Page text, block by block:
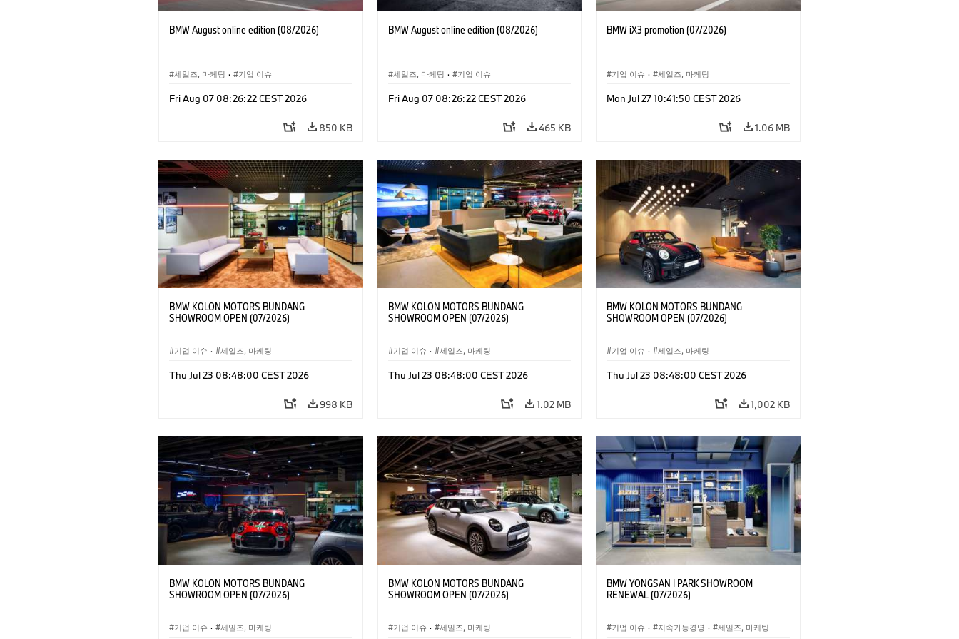
BMW August online edition (08/2026)
세일즈, 마케팅 · 기업 이슈
Fri Aug 07 08:26:22 CEST 2026
850 KB
BMW August online edition (08/2026)
세일즈, 마케팅 · 기업 이슈
Fri Aug 07 08:26:22 CEST 2026
465 KB
BMW iX3 promotion (07/2026)
기업 이슈 · 세일즈, 마케팅
Mon Jul 27 10:41:50 CEST 2026
1.06 MB
BMW KOLON MOTORS BUNDANG
SHOWROOM OPEN (07/2026)
기업 이슈 · 세일즈, 마케팅
Thu Jul 23 08:48:00 CEST 2026
998 KB
BMW KOLON MOTORS BUNDANG
SHOWROOM OPEN (07/2026)
기업 이슈 · 세일즈, 마케팅
Thu Jul 23 08:48:00 CEST 2026
1.02 MB
BMW KOLON MOTORS BUNDANG
SHOWROOM OPEN (07/2026)
기업 이슈 · 세일즈, 마케팅
Thu Jul 23 08:48:00 CEST 2026
1,002 KB
BMW KOLON MOTORS BUNDANG
SHOWROOM OPEN (07/2026)
기업 이슈 · 세일즈, 마케팅
BMW KOLON MOTORS BUNDANG
SHOWROOM OPEN (07/2026)
기업 이슈 · 세일즈, 마케팅
BMW YONGSAN I PARK SHOWROOM
RENEWAL (07/2026)
기업 이슈 · 지속가능경영 · 세일즈, 마케팅